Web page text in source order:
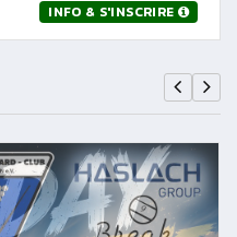
INFO & S'INSCRIRE